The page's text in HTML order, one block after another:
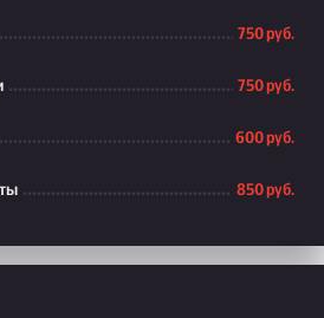
750 руб.
750 руб.
600 руб.
850 руб.